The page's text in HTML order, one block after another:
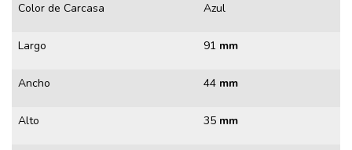
Color de Carcasa Azul
Largo 91 mm
Ancho 44 mm
Alto 35 mm